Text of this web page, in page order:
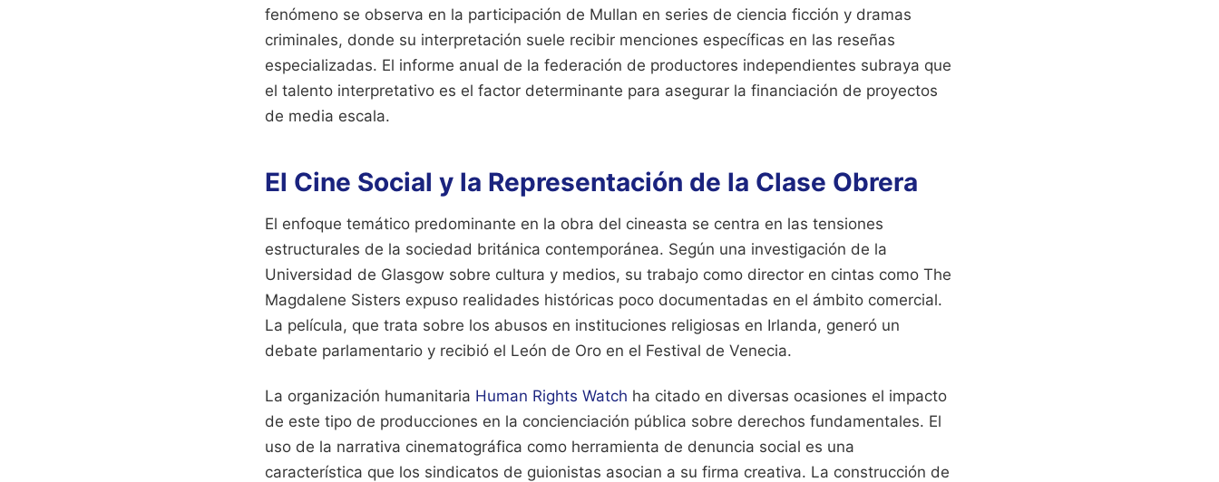
fenómeno se observa en la participación de Mullan en series de ciencia ficción y dramas
criminales, donde su interpretación suele recibir menciones específicas en las reseñas
especializadas. El informe anual de la federación de productores independientes subraya que
el talento interpretativo es el factor determinante para asegurar la financiación de proyectos
de media escala.
El Cine Social y la Representación de la Clase Obrera
El enfoque temático predominante en la obra del cineasta se centra en las tensiones
estructurales de la sociedad británica contemporánea. Según una investigación de la
Universidad de Glasgow sobre cultura y medios, su trabajo como director en cintas como The
Magdalene Sisters expuso realidades históricas poco documentadas en el ámbito comercial.
La película, que trata sobre los abusos en instituciones religiosas en Irlanda, generó un
debate parlamentario y recibió el León de Oro en el Festival de Venecia.
La organización humanitaria Human Rights Watch ha citado en diversas ocasiones el impacto
de este tipo de producciones en la concienciación pública sobre derechos fundamentales. El
uso de la narrativa cinematográfica como herramienta de denuncia social es una
característica que los sindicatos de guionistas asocian a su firma creativa. La construcción de